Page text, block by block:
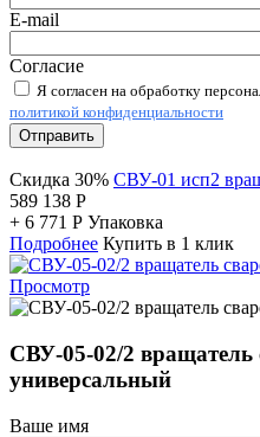
E-mail
Согласие
Я согласен на обработку
политикой конфиденциальности
Отправить
Скидка 30% СВУ-01 исп2
589 138 Р
+ 6 771 Р Упаковка
Подробнее Купить в 1 клик
Просмотр
СВУ-05-02/2
универсальный
Ваше имя